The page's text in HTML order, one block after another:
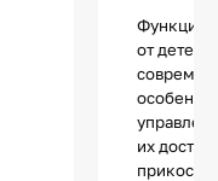
Функцией
от детей
их